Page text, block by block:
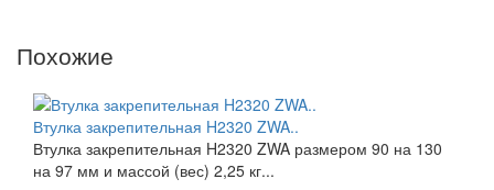
Похожие
Втулка закрепительная H2320 ZWA..
Втулка закрепительная H2320 ZWA размером 90 на 130
на 97 мм и массой (вес) 2,25 кг...